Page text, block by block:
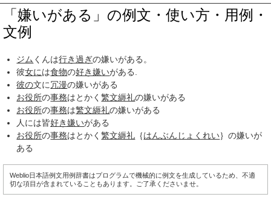
「嫌いがある」の例文・使い方・用例・
文例
ジム くんは行き過ぎの嫌いがある。
彼女には食物の好き嫌いがある.
彼の文に冗漫の嫌いがある
お役所の事務はとかく繁文縟礼の嫌いがある
お役所の事務は繁文縟礼の嫌いがある
人には皆好き嫌いがある
お役所の事務はとかく繁文縟礼 ｛はんぶんじょくれい｝の嫌いが
ある
Weblio日本語例文用例辞書はプログラムで機械的に例文を生成しているため、不適
切な項目が含まれていることもあります。ご了承くださいませ。